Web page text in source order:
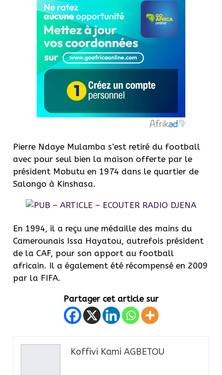
Pierre Ndaye Mulamba s’est retiré du football
avec pour seul bien la maison offerte par le
président Mobutu en 1974 dans le quartier de
Salongo à Kinshasa.
En 1994, il a reçu une médaille des mains du
Camerounais Issa Hayatou, autrefois président
de la CAF, pour son apport au football
africain. Il a également été récompensé en 2009
par la FIFA.
Partager cet article sur
Koffivi Kami AGBETOU